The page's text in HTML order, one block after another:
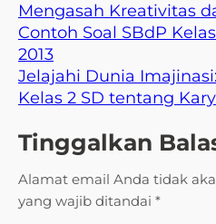
Mengasah Kreativitas
Contoh Soal SBdP
2013
Jelajahi Dunia
Kelas 2 SD tentang
Tinggalkan
Alamat email Anda tidak
yang wajib ditandai *